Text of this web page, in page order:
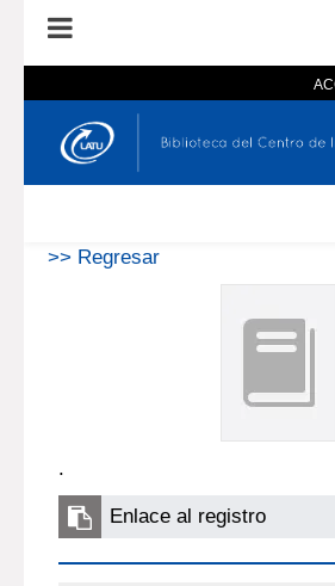
En el catálogo
>> Regresar
.
Enlace al registro